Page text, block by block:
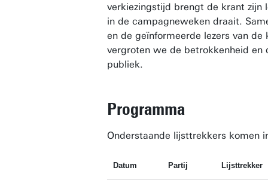
verkiezingstijd brengt de krant
in de campagneweken draait.
en de geïnformeerde lezers van de
vergroten we de betrokkenheid en
publiek.
Programma
Onderstaande lijsttrekkers komen
Datum Partij Lijsttrekker